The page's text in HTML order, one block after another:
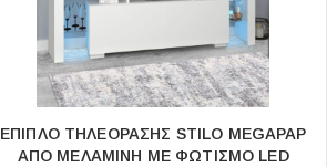
ΈΠΙΠΛΟ ΤΗΛΕΌΡΑΣΗΣ STILO MEGAPAP
ΑΠΌ ΜΕΛΑΜΊΝΗ ΜΕ ΦΩΤΙΣΜΌ LED